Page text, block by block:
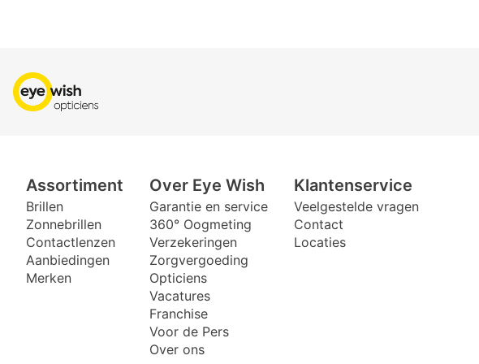
Assortiment
Brillen
Zonnebrillen
Contactlenzen
Aanbiedingen
Merken
Over Eye Wish
Garantie en service
360° Oogmeting
Verzekeringen
Zorgvergoeding
Opticiens
Vacatures
Franchise
Voor de Pers
Over ons
Klantenservice
Veelgestelde vragen
Contact
Locaties